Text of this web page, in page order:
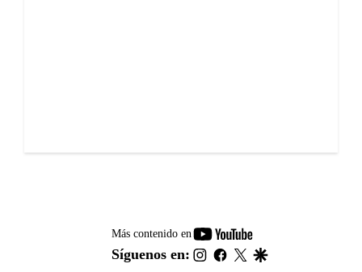
Más contenido en
youtube-
footer
Síguenos en: instagram
facebook
twitter